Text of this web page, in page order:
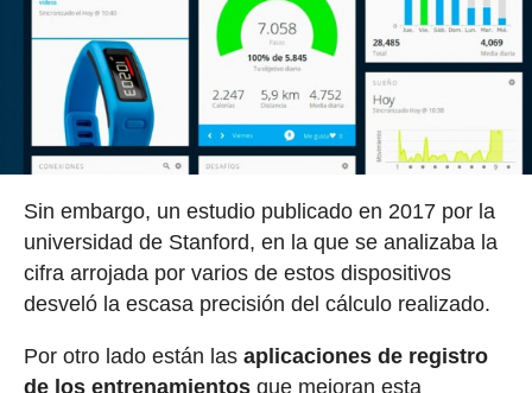
Sin embargo, un estudio publicado en 2017 por la
universidad de Stanford, en la que se analizaba la
cifra arrojada por varios de estos dispositivos
desveló la escasa precisión del cálculo realizado.
Por otro lado están las aplicaciones de registro
de los entrenamientosque mejoran esta